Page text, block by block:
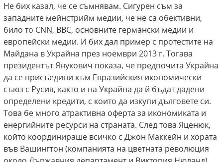
Не бих казал, че се съмнявам. Сигурен съм за
западните мейнстрийм медии, че не са обективни,
било то CNN, BBC, основните германски медии и
европейски медии. И бих дал пример с протестите на
Майдана в Украйна през ноември 2013 г. Тогава
президентът Янукович показа, че предпочита Украйна
да се присъедини към Евразийския икономически
съюз с Русия, както и на Украйна да й бъдат дадени
определени кредити, с които да изкупи дълговете си.
Това бе много атрактивна оферта за икономиката и
енергийните ресурси на страната. След това Яценюк,
който координираше всичко с Джон Маккейн и хората
във Вашингтон (компанията на цветната революция